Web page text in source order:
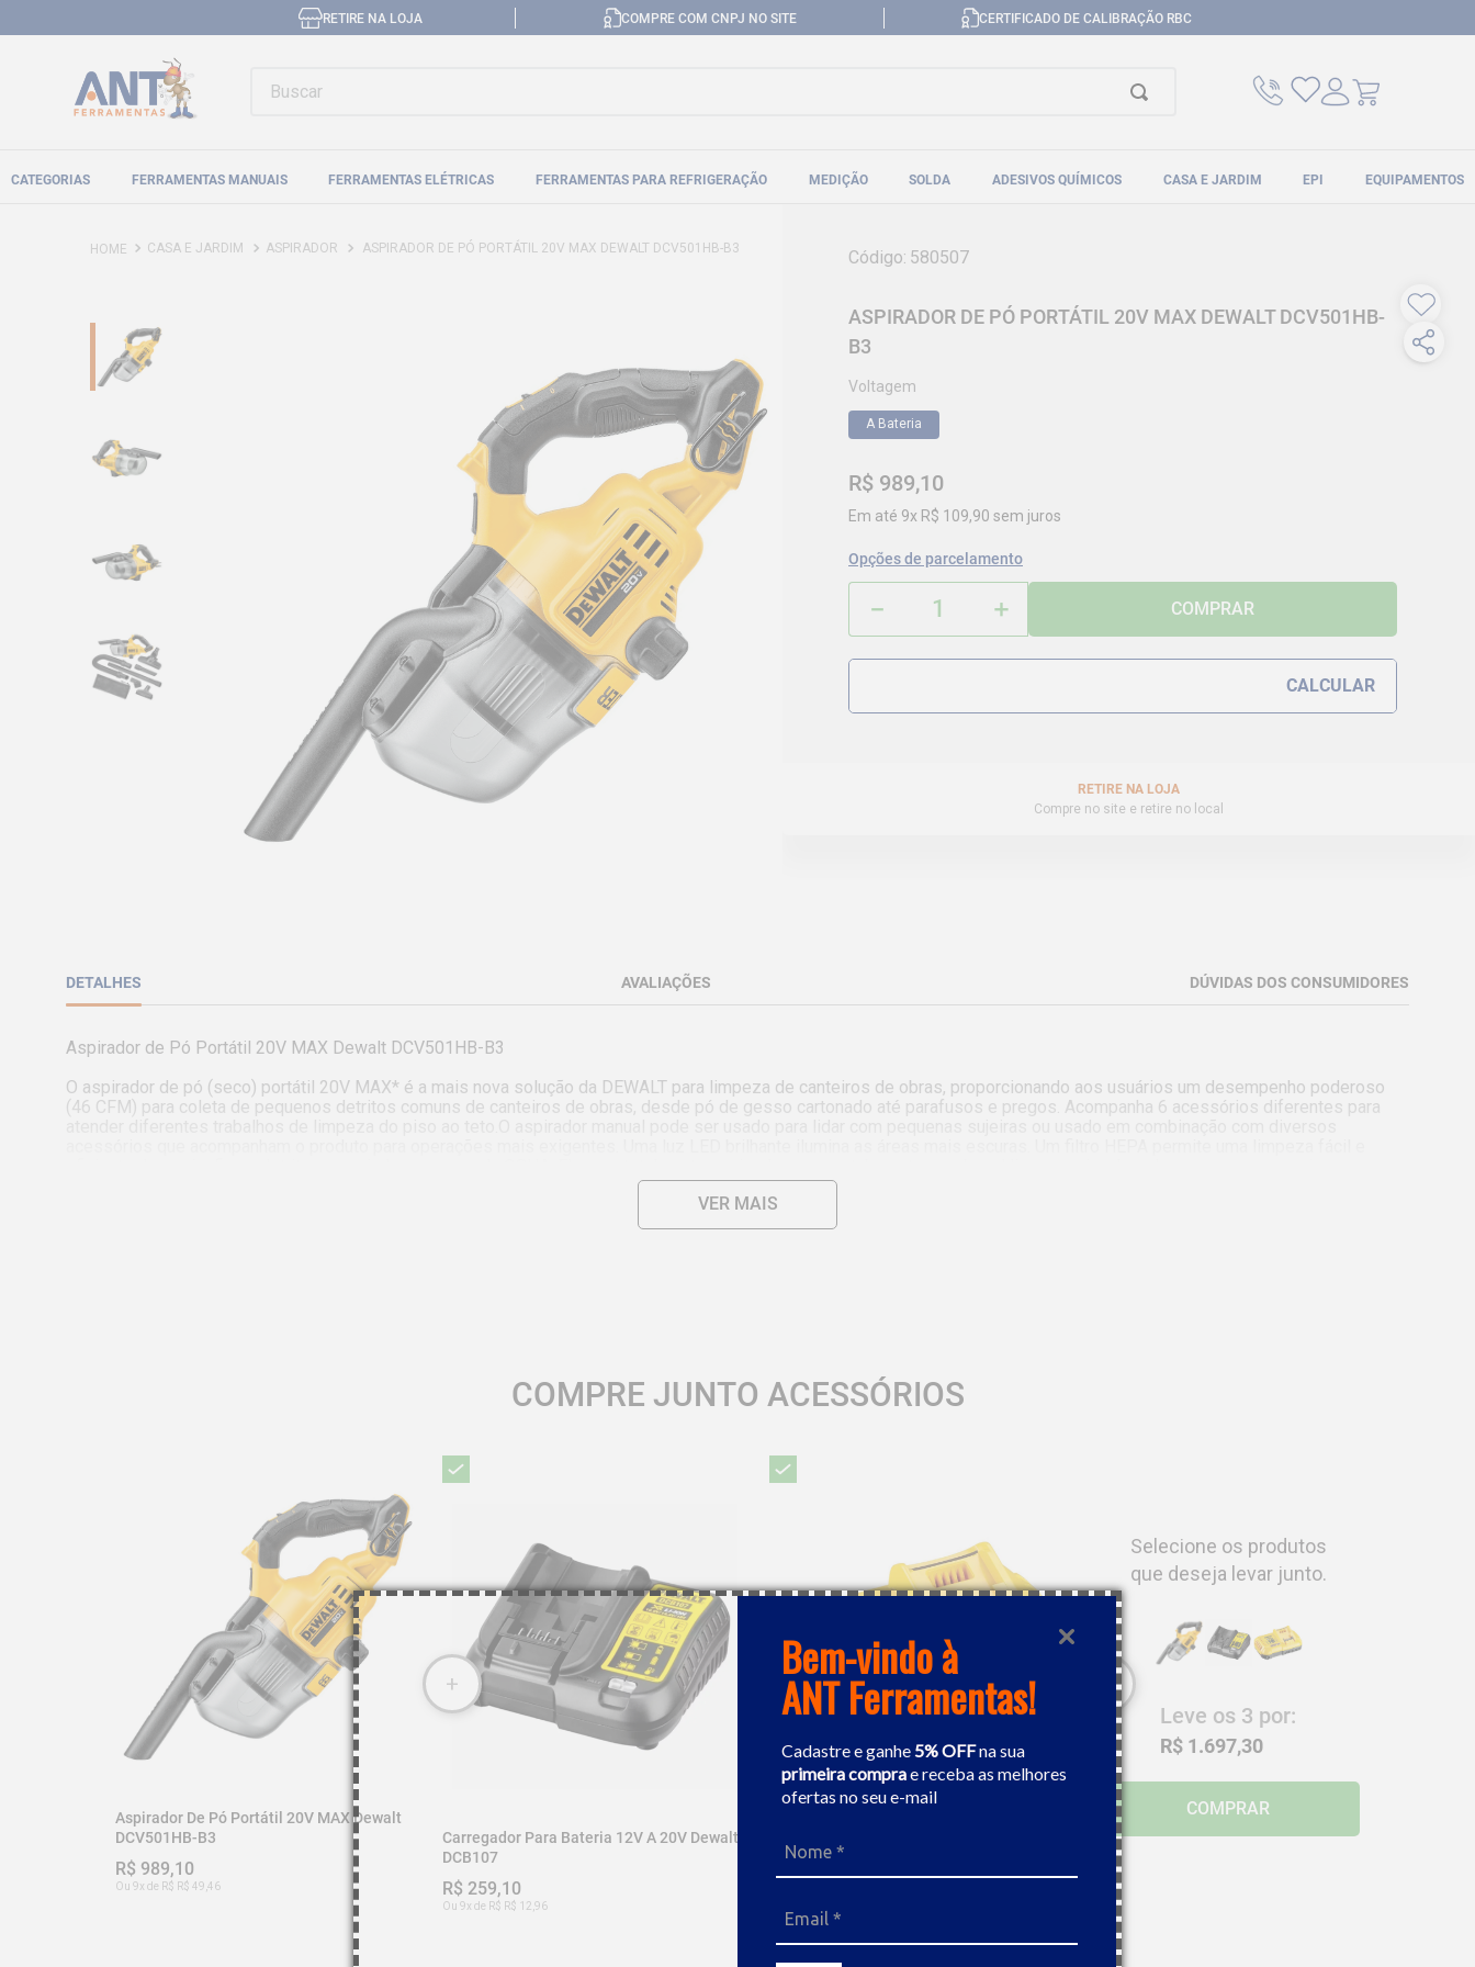
Bem-vindo à
ANT Ferramentas!
Cadastre e ganhe 5% OFFna sua
primeira comprae receba as melhores
ofertas no seu e-mail
RETIRE NA LOJA COMPRE COM CNPJ NO SITE CERTIFICADO DE CALIBRAÇÃO RBC
CATEGORIAS FERRAMENTAS MANUAIS FERRAMENTAS ELÉTRICAS FERRAMENTAS PARA REFRIGERAÇÃO MEDIÇÃO SOLDA ADESIVOS QUÍMICOS CASA E JARDIM EPI EQUIPAMENTOS
CASA E JARDIM ASPIRADOR ASPIRADOR DE PÓ PORTÁTIL 20V MAX DEWALT DCV501HB-B3 Código: 580507
ASPIRADOR DE PÓ PORTÁTIL 20V MAX DEWALT DCV501HB-
B3
Voltagem
A Bateria
R$ 989,10
Em até 9x R$ 109,90 sem juros
Opções de parcelamento
＋
－ COMPRAR
RETIRE NA LOJA
Compre no site e retire no local
DETALHES AVALIAÇÕES DÚVIDAS DOS CONSUMIDORES
Aspirador de Pó Portátil 20V MAX Dewalt DCV501HB-B3
O aspirador de pó (seco) portátil 20V MAX* é a mais nova solução da DEWALT para limpeza de canteiros de obras, proporcionando aos usuários um desempenho poderoso
(46 CFM) para coleta de pequenos detritos comuns de canteiros de obras, desde pó de gesso cartonado até parafusos e pregos. Acompanha 6 acessórios diferentes para
mangueira flexível, bocal chato para espaços estreitos, escova redonda,gancho para cinto, saco de armazenamento de acessórios e filtro HEPA, com exceção da bateria e
1 - Bolsa de Acessórios
Código: DCV501HB-B3
Imagens meramente ilustrativas.
VER MAIS
COMPRE JUNTO ACESSÓRIOS
Aspirador De Pó Portátil 20V MAX Dewalt
DCV501HB-B3
R$ 989,10
Ou 9x de R$ R$ 49,46
Carregador Para Bateria 12V A 20V Dewalt
DCB107
R$ 259,10
Ou 9x de R$ R$ 12,96
20V / 60V Li-Ion - DCB118-B2
Selecione os produtos
que deseja levar junto.
Leve os 3 por:
R$ 1.697,30
COMPRAR